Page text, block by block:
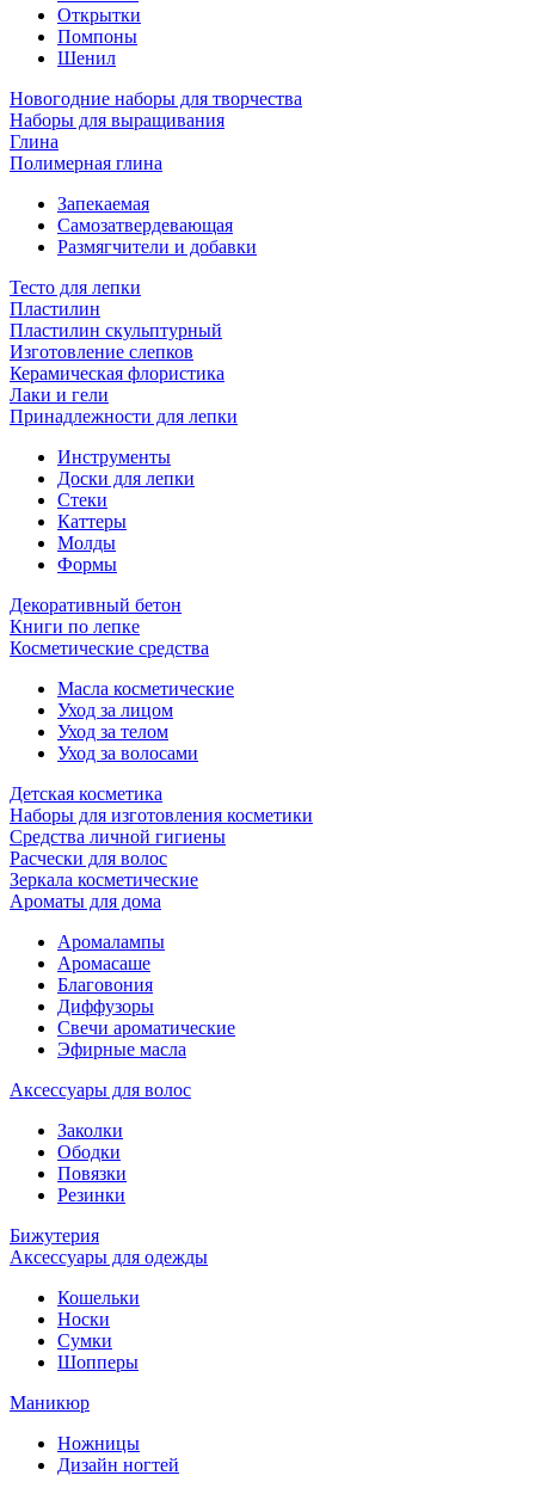
Открытки
Помпоны
Шенил
Новогодние наборы для творчества
Наборы для выращивания
Глина
Полимерная глина
Запекаемая
Самозатвердевающая
Размягчители и добавки
Тесто для лепки
Пластилин
Пластилин скульптурный
Изготовление слепков
Керамическая флористика
Лаки и гели
Принадлежности для лепки
Инструменты
Доски для лепки
Стеки
Каттеры
Молды
Формы
Декоративный бетон
Книги по лепке
Косметические средства
Масла косметические
Уход за лицом
Уход за телом
Уход за волосами
Детская косметика
Наборы для изготовления косметики
Средства личной гигиены
Расчески для волос
Зеркала косметические
Ароматы для дома
Аромалампы
Аромасаше
Благовония
Диффузоры
Свечи ароматические
Эфирные масла
Аксессуары для волос
Заколки
Ободки
Повязки
Резинки
Бижутерия
Аксессуары для одежды
Кошельки
Носки
Сумки
Шопперы
Маникюр
Ножницы
Дизайн ногтей